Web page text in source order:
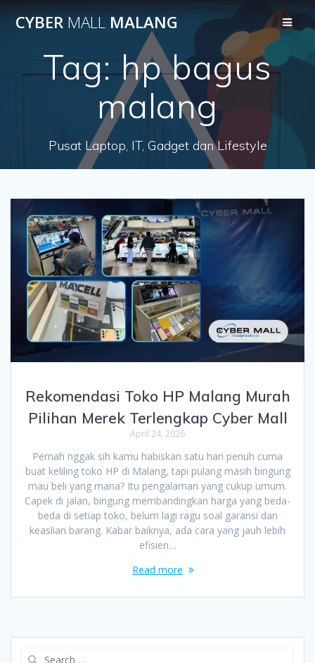
to
content
CYBER MALL MALANG
Tag:hp bagus
malang
Pusat Laptop, IT, Gadget dan Lifestyle
Rekomendasi Toko HP Malang Murah
Pilihan Merek Terlengkap Cyber Mall
April 24, 2026
Pernah nggak sih kamu habiskan satu hari penuh cuma
buat keliling toko HP di Malang, tapi pulang masih bingung
mau beli yang mana? Itu pengalaman yang cukup umum.
Capek di jalan, bingung membandingkan harga yang beda-
beda di setiap toko, belum lagi ragu soal garansi dan
keaslian barang. Kabar baiknya, ada cara yang jauh lebih
efisien…
Read more